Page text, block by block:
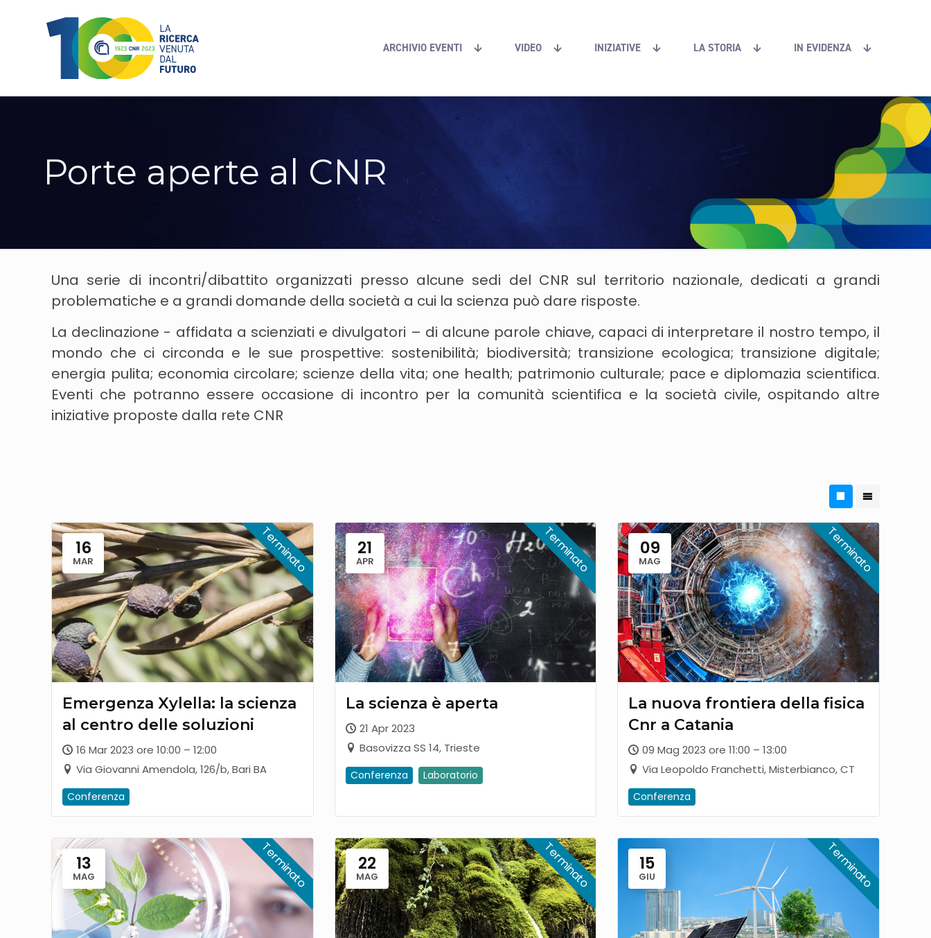
ARCHIVIO EVENTI VIDEO INIZIATIVE LA STORIA IN EVIDENZA
Porte aperte al CNR
Una serie di incontri/dibattito organizzati presso alcune sedi del CNR sul territorio nazionale, dedicati a grandi
problematiche e a grandi domande della società a cui la scienza può dare risposte.
La declinazione - affidata a scienziati e divulgatori – di alcune parole chiave, capaci di interpretare il nostro tempo, il
mondo che ci circonda e le sue prospettive: sostenibilità; biodiversità; transizione ecologica; transizione digitale;
energia pulita; economia circolare; scienze della vita; one health; patrimonio culturale; pace e diplomazia scientifica.
Eventi che potranno essere occasione di incontro per la comunità scientifica e la società civile, ospitando altre
iniziative proposte dalla rete CNR
16
MAR
Emergenza Xylella: la scienza
al centro delle soluzioni
16 Mar 2023 ore 10:00 – 12:00
Via Giovanni Amendola, 126/b, Bari BA
Conferenza
21
APR
La scienza è aperta
21 Apr 2023
Basovizza SS 14, Trieste
Conferenza Laboratorio
09
MAG
La nuova frontiera della fisica
Cnr a Catania
09 Mag 2023 ore 11:00 – 13:00
Via Leopoldo Franchetti, Misterbianco, CT
Conferenza
13
MAG
22
MAG
15
GIU